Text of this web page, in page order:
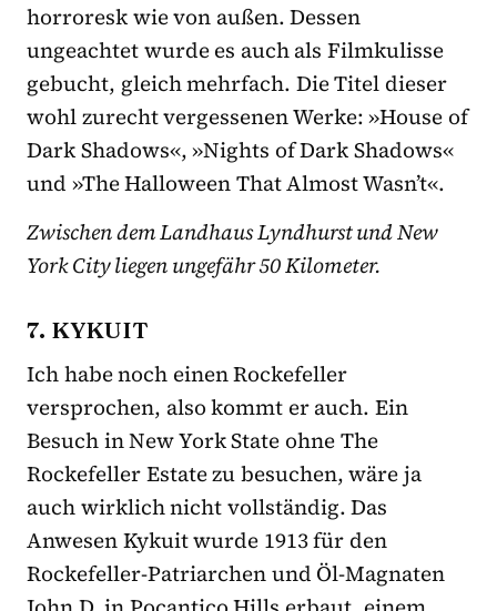
horroresk wie von außen. Dessen
ungeachtet wurde es auch als Filmkulisse
gebucht, gleich mehrfach. Die Titel dieser
wohl zurecht vergessenen Werke: »House of
Dark Shadows«, »Nights of Dark Shadows«
und »The Halloween That Almost Wasn’t«.
Zwischen dem Landhaus Lyndhurst und New
York City liegen ungefähr 50 Kilometer.
7. KYKUIT
Ich habe noch einen Rockefeller
versprochen, also kommt er auch. Ein
Besuch in New York State ohne The
Rockefeller Estate zu besuchen, wäre ja
auch wirklich nicht vollständig. Das
Anwesen Kykuit wurde 1913 für den
Rockefeller-Patriarchen und Öl-Magnaten